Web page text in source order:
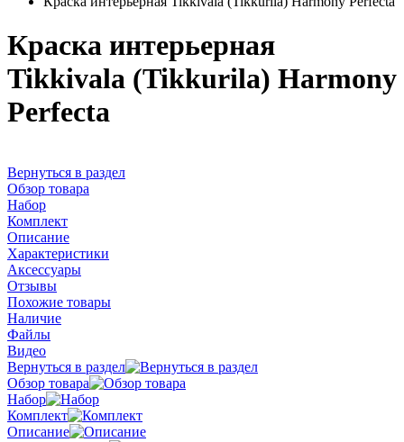
Краска интерьерная
Tikkivala (Tikkurila) Harmony
Perfecta
Вернуться в раздел
Обзор товара
Набор
Комплект
Описание
Характеристики
Аксессуары
Отзывы
Похожие товары
Наличие
Файлы
Видео
Вернуться в раздел
Обзор товара
Набор
Комплект
Описание